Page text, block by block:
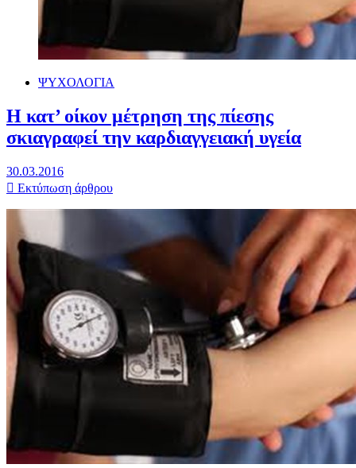
ΨΥΧΟΛΟΓΙΑ
Η κατ’ οίκον μέτρηση της πίεσης
σκιαγραφεί την καρδιαγγειακή υγεία
30.03.2016
Εκτύπωση άρθρου